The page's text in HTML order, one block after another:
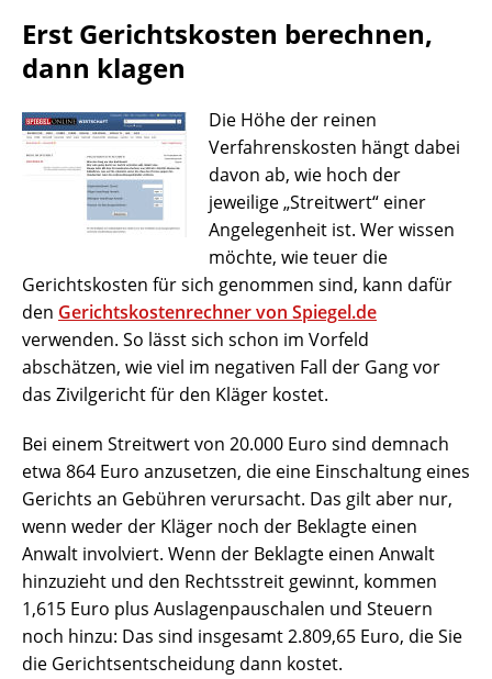
Erst Gerichtskosten berechnen,
dann klagen
Die Höhe der reinen
Verfahrenskosten hängt dabei
davon ab, wie hoch der
jeweilige „Streitwert“ einer
Angelegenheit ist. Wer wissen
möchte, wie teuer die
Gerichtskosten für sich genommen sind, kann dafür
den Gerichtskostenrechner von Spiegel.de
verwenden. So lässt sich schon im Vorfeld
abschätzen, wie viel im negativen Fall der Gang vor
das Zivilgericht für den Kläger kostet.
Bei einem Streitwert von 20.000 Euro sind demnach
etwa 864 Euro anzusetzen, die eine Einschaltung eines
Gerichts an Gebühren verursacht. Das gilt aber nur,
wenn weder der Kläger noch der Beklagte einen
Anwalt involviert. Wenn der Beklagte einen Anwalt
hinzuzieht und den Rechtsstreit gewinnt, kommen
1,615 Euro plus Auslagenpauschalen und Steuern
noch hinzu: Das sind insgesamt 2.809,65 Euro, die Sie
die Gerichtsentscheidung dann kostet.